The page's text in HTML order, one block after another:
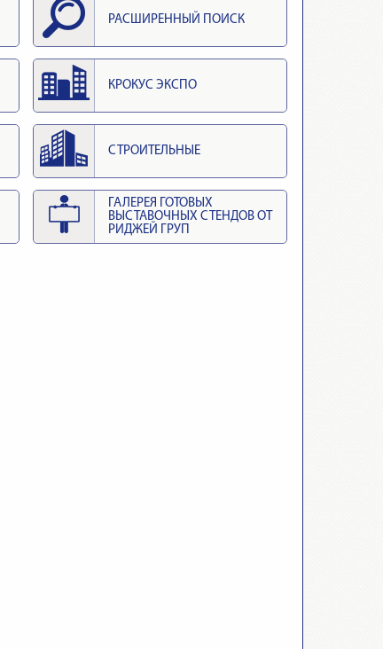
РАСШИРЕННЫЙ ПОИСК
КРОКУС ЭКСПО
СТРОИТЕЛЬНЫЕ
ГАЛЕРЕЯ ГОТОВЫХ
ВЫСТАВОЧНЫХ СТЕНДОВ ОТ
РИДЖЕЙ ГРУП